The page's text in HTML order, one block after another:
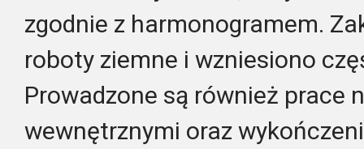
zgodnie z harmonogramem.
roboty ziemne i wzniesiono
Prowadzone są również prace
wewnętrznymi oraz